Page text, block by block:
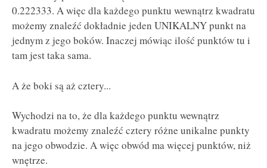
0.222333. A więc dla każdego punktu wewnątrz kwadratu
możemy znaleźć dokładnie jeden UNIKALNY punkt na
jednym z jego boków. Inaczej mówiąc ilość punktów tu i
tam jest taka sama.
A że boki są aż cztery...
Wychodzi na to, że dla każdego punktu wewnątrz
kwadratu możemy znaleźć cztery różne unikalne punkty
na jego obwodzie. A więc obwód ma więcej punktów, niż
wnętrze.